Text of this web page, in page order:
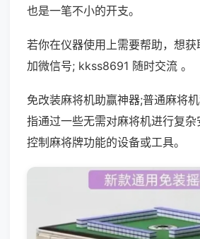
也是一笔不小的开支。
若你在仪器使用上需要帮助，想
加微信号; kkss8691 随时交流 。
免改装麻将机助赢神器;普通麻将
指通过一些无需对麻将机进行复
控制麻将牌功能的设备或工具。